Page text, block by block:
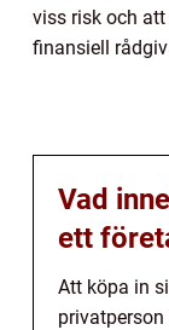
viss risk och
finansiell
Vad
ett
Att köpa in